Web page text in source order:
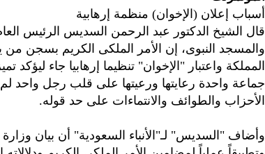
أسباب إعلان (الإخوان) منظمة إرهابية
قال الشيخ الدكتور عبد الرحمن السديس الرئيس
والمسجد النبوى، إن الأمر الملكى الكريم بسجن
المملكة واعتبار "الإخوان" تنظيما إرهابيا جاء ليؤكد
جماعة واحدة رعايتها ورعيتها على قلب رجل واحد
الأحزاب والطوائف والانتماءات على حد قوله.
وأضاف "السديس" لـ"الأنباء السعودية" أن بيان وزارة